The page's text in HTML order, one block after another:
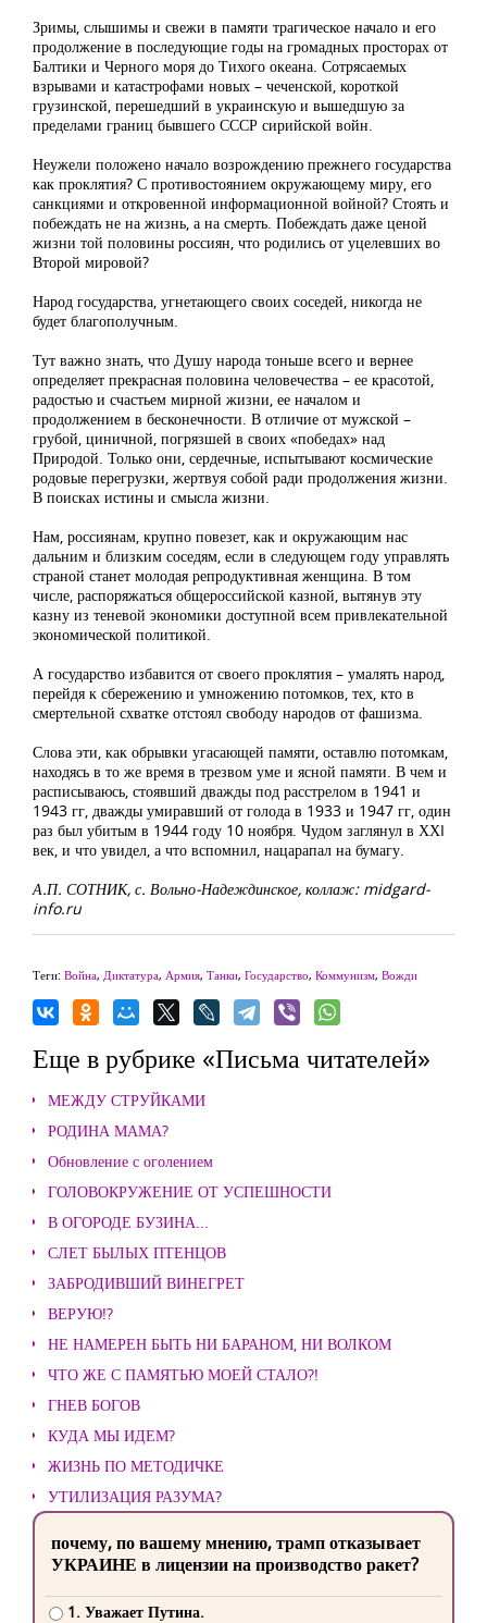
Зримы, слышимы и свежи в памяти трагическое начало и его
продолжение в последующие годы на громадных просторах от
Балтики и Черного моря до Тихого океана. Сотрясаемых
взрывами и катастрофами новых – чеченской, короткой
грузинской, перешедший в украинскую и вышедшую за
пределами границ бывшего СССР сирийской войн.
Неужели положено начало возрождению прежнего государства
как проклятия? С противостоянием окружающему миру, его
санкциями и откровенной информационной войной? Стоять и
побеждать не на жизнь, а на смерть. Побеждать даже ценой
жизни той половины россиян, что родились от уцелевших во
Второй мировой?
Народ государства, угнетающего своих соседей, никогда не
будет благополучным.
Тут важно знать, что Душу народа тоньше всего и вернее
определяет прекрасная половина человечества – ее красотой,
радостью и счастьем мирной жизни, ее началом и
продолжением в бесконечности. В отличие от мужской –
грубой, циничной, погрязшей в своих «победах» над
Природой. Только они, сердечные, испытывают космические
родовые перегрузки, жертвуя собой ради продолжения жизни.
В поисках истины и смысла жизни.
Нам, россиянам, крупно повезет, как и окружающим нас
дальним и близким соседям, если в следующем году управлять
страной станет молодая репродуктивная женщина. В том
числе, распоряжаться общероссийской казной, вытянув эту
казну из теневой экономики доступной всем привлекательной
экономической политикой.
А государство избавится от своего проклятия – умалять народ,
перейдя к сбережению и умножению потомков, тех, кто в
смертельной схватке отстоял свободу народов от фашизма.
Слова эти, как обрывки угасающей памяти, оставлю потомкам,
находясь в то же время в трезвом уме и ясной памяти. В чем и
расписываюсь, стоявший дважды под расстрелом в 1941 и
1943 гг, дважды умиравший от голода в 1933 и 1947 гг, один
раз был убитым в 1944 году 10 ноября. Чудом заглянул в ХХI
век, и что увидел, а что вспомнил, нацарапал на бумагу.
А.П. СОТНИК, с. Вольно-Надеждинское, коллаж: midgard-
info.ru
Теги: Война, Диктатура, Армия, Танки, Государство, Коммунизм, Вожди
Еще в рубрике «Письма читателей»
МЕЖДУ СТРУЙКАМИ
РОДИНА МАМА?
Обновление с оголением
ГОЛОВОКРУЖЕНИЕ ОТ УСПЕШНОСТИ
В ОГОРОДЕ БУЗИНА...
СЛЕТ БЫЛЫХ ПТЕНЦОВ
ЗАБРОДИВШИЙ ВИНЕГРЕТ
ВЕРУЮ!?
НЕ НАМЕРЕН БЫТЬ НИ БАРАНОМ, НИ ВОЛКОМ
ЧТО ЖЕ С ПАМЯТЬЮ МОЕЙ СТАЛО?!
ГНЕВ БОГОВ
КУДА МЫ ИДЕМ?
ЖИЗНЬ ПО МЕТОДИЧКЕ
УТИЛИЗАЦИЯ РАЗУМА?
почему, по вашему мнению, трамп отказывает
УКРАИНЕ в лицензии на производство ракет?
1. Уважает Путина.